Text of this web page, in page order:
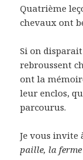
Quatrième
chevaux ont
Si on
rebroussent
ont la
leur enclos,
parcourus.
Je vous
paille, la